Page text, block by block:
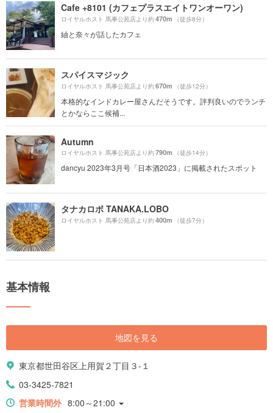
Cafe +8101 (カフェプラスエイトワンオーワン)
ロイヤルホスト 馬事公苑店より約470m （徒歩8分）
紬と奈々が話したカフェ
スパイスマジック
ロイヤルホスト 馬事公苑店より約670m （徒歩12分）
本格的なインドカレー屋さんだそうです。評判良いのでランチ
とかならここ候補...
Autumn
ロイヤルホスト 馬事公苑店より約790m （徒歩14分）
dancyu 2023年3月号「日本酒2023」に掲載されたスポット
タナカロボ TANAKA.LOBO
ロイヤルホスト 馬事公苑店より約400m （徒歩7分）
基本情報
地図を見る
東京都世田谷区上用賀２丁目３-１
03-3425-7821
営業時間外 8:00～21:00